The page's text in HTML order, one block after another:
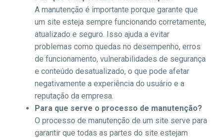
A manutenção é importante porque garante que
um site esteja sempre funcionando corretamente,
atualizado e seguro. Isso ajuda a evitar
problemas como quedas no desempenho, erros
de funcionamento, vulnerabilidades de segurança
e conteúdo desatualizado, o que pode afetar
negativamente a experiência do usuário e a
reputação da empresa.
Para que serve o processo de manutenção?
O processo de manutenção de um site serve para
garantir que todas as partes do site estejam